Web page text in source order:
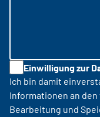
Einwilligung zur
Ich bin damit
Informationen an
Bearbeitung und